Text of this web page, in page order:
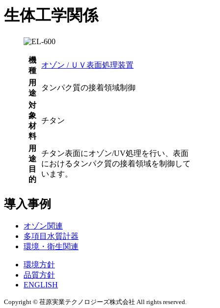
生体工学関係
機
種
オゾン / ＵＶ表面処理装置
用
途
タンパク質の接着領域制御
対
象
材
料
チタン
用
途
目
的
チタン表面にオゾン/UV処理を行い、表面
におけるタンパク質の接着領域を制御して
います。
導入事例
オゾン関連
多項目水質計器
環境・衛生関連
環境方針
品質方針
ENGLISH
Copyright © 荏原実業テクノロジーズ株式会社 All rights reserved.